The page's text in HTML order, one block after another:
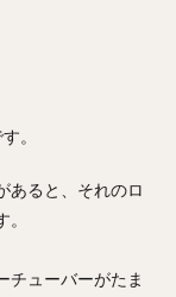
。
あると、それのロ
チューバーがたま